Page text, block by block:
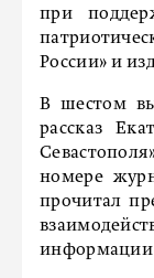
при
России» и
В шестом
рассказ
номере
прочитал
информации